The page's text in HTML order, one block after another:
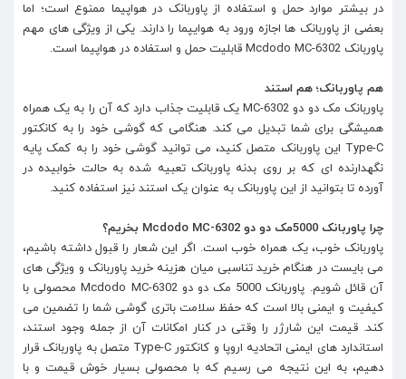
در بیشتر موارد حمل و استفاده از پاوربانک در هواپیما ممنوع است؛ اما
بعضی از پاوربانک ها اجازه ورود به هوایپما را دارند. یکی از ویژگی های مهم
پاوربانک Mcdodo MC-6302 قابلیت حمل و استفاده در هواپیما است.
هم پاوربانک؛ هم استند
پاوربانک مک دو دو MC-6302 یک قابلیت جذاب دارد که آن را به یک همراه
همیشگی برای شما تبدیل می‌ کند. هنگامی که گوشی خود را به کانکتور
Type-C این پاوربانک متصل کنید، می ‌توانید گوشی خود را به کمک پایه
نگهدارنده ای که بر روی بدنه پاوربانک تعبیه شده به حالت خوابیده در
آورده تا بتوانید از این پاوربانک به عنوان یک استند نیز استفاده کنید.
چرا پاوربانک 5000مک دو دو Mcdodo MC-6302 بخریم؟
پاوربانک خوب، یک همراه خوب است. اگر این شعار را قبول داشته باشیم،
می‌ بایست در هنگام خرید تناسبی میان هزینه خرید پاوربانک و ویژگی‌ های
آن قائل شویم. پاوربانک 5000 مک دو دو Mcdodo MC-6302 محصولی با
کیفیت و ایمنی بالا است که حفظ سلامت باتری گوشی شما را تضمین می
‌کند. قیمت این شارژر را وقتی در کنار امکانات آن از جمله وجود استند،
استاندارد های ایمنی اتحادیه اروپا و کانکتور Type-C متصل به پاوربانک قرار
دهیم، به این نتیجه می ‌رسیم که با محصولی بسیار خوش‌ قیمت و با